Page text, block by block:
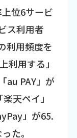
位6サービ
ス利用者
利用頻度を
利用する」
au PAY」が
天ペイ」
」が65.
た。